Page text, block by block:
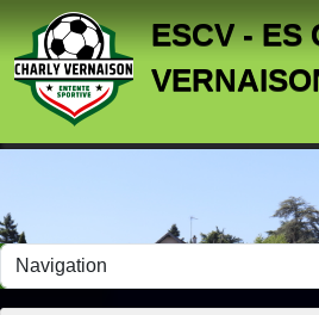
ESCV - ES
Panneau de gestion des cookies